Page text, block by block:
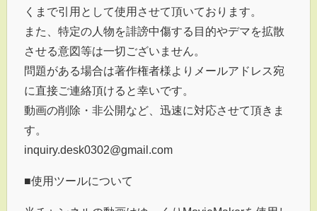
くまで引用として使用させて頂いております。
また、特定の人物を誹謗中傷する目的やデマを拡散
させる意図等は一切ございません。
問題がある場合は著作権者様よりメールアドレス宛
に直接ご連絡頂けると幸いです。
動画の削除・非公開など、迅速に対応させて頂きま
す。
inquiry.desk0302@gmail.com
■使用ツールについて